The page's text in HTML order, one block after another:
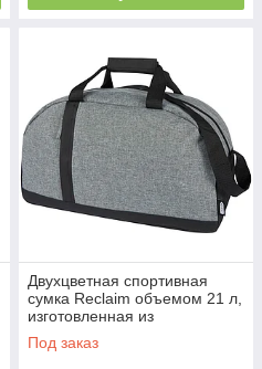
Двухцветная спортивная
сумка Reclaim объемом 21 л,
изготовленная из
переработанных материалов
по стандарту
Под заказ